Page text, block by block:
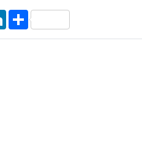
LinkedInShare